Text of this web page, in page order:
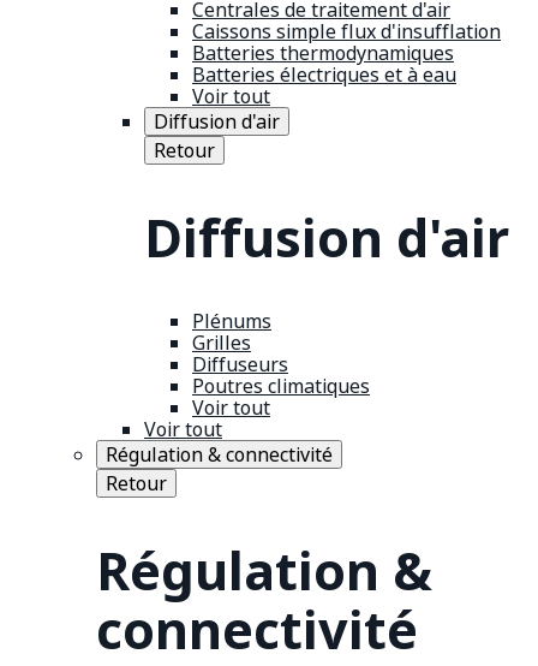
Centrales de traitement d'air
Caissons simple flux d'insufflation
Batteries thermodynamiques
Batteries électriques et à eau
Voir tout
Diffusion d'air
Retour
Diffusion d'air
Plénums
Grilles
Diffuseurs
Poutres climatiques
Voir tout
Voir tout
Régulation & connectivité
Retour
Régulation &
connectivité